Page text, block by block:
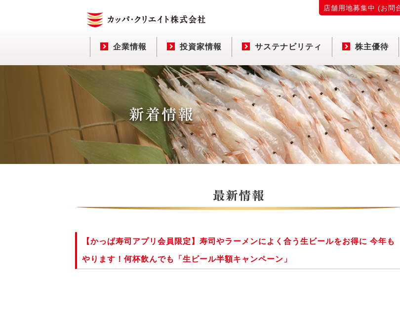
企業情報 投資家情報 サステナビリティ 株主優待
店舗用地募集中 (お問
【かっぱ寿司アプリ会員限定】寿司やラーメンによく合う生ビールをお得に 今年も
やります！何杯飲んでも「生ビール半額キャンペーン」